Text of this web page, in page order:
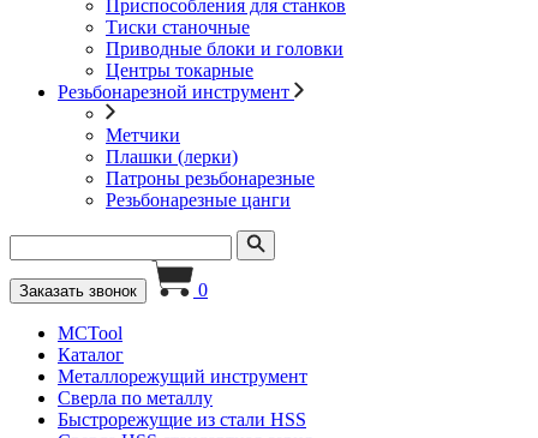
Приспособления для станков
Тиски станочные
Приводные блоки и головки
Центры токарные
Резьбонарезной инструмент
Метчики
Плашки (лерки)
Патроны резьбонарезные
Резьбонарезные цанги
Заказать звонок 0
MCTool
Каталог
Металлорежущий инструмент
Сверла по металлу
Быстрорежущие из стали HSS